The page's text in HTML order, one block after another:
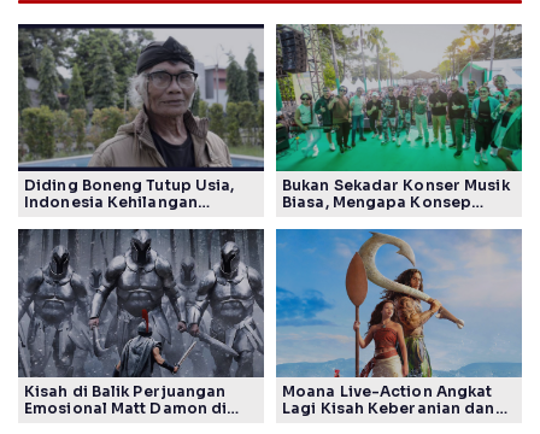
Diding Boneng Tutup Usia,
Indonesia Kehilangan
Generasi
Bukan Sekadar Konser Musik
Biasa, Mengapa Konsep
Tuai Pujian Banyak Pihak
Kisah di Balik Perjuangan
Emosional Matt Damon di
Moana Live-Action Angkat
Lagi Kisah Keberanian dan